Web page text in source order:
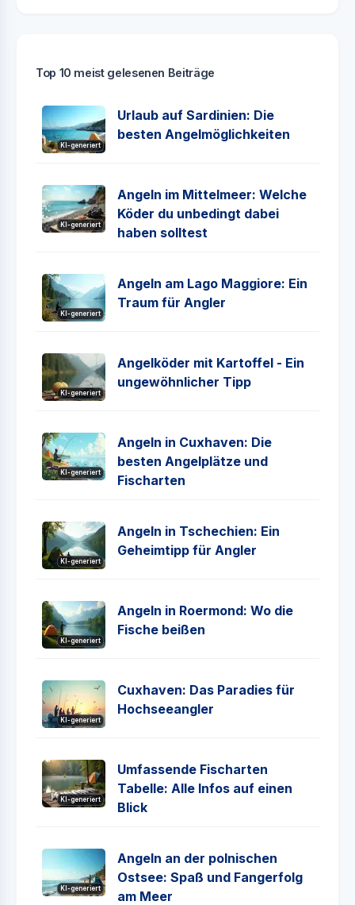
Top 10 meist gelesenen Beiträge
KI-generiert
Urlaub auf Sardinien: Die
besten Angelmöglichkeiten
KI-generiert
Angeln im Mittelmeer: Welche
Köder du unbedingt dabei
haben solltest
KI-generiert
Angeln am Lago Maggiore: Ein
Traum für Angler
KI-generiert
Angelköder mit Kartoffel - Ein
ungewöhnlicher Tipp
KI-generiert
Angeln in Cuxhaven: Die
besten Angelplätze und
Fischarten
KI-generiert
Angeln in Tschechien: Ein
Geheimtipp für Angler
KI-generiert
Angeln in Roermond: Wo die
Fische beißen
KI-generiert
Cuxhaven: Das Paradies für
Hochseeangler
KI-generiert
Umfassende Fischarten
Tabelle: Alle Infos auf einen
Blick
KI-generiert
Angeln an der polnischen
Ostsee: Spaß und Fangerfolg
am Meer